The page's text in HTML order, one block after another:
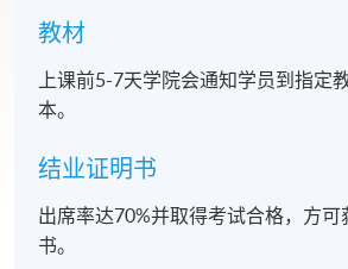
教材
上课前5-7天学院会通知学员到指定
本。
结业证明书
出席率达70%并取得考试合格，方可
书。